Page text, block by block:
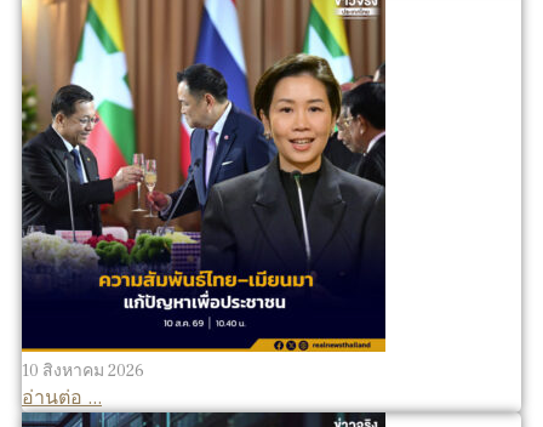
10 สิงหาคม 2026
อ่านต่อ ...